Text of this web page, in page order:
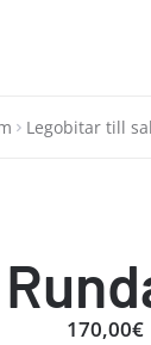
Legobitar till
170,00€